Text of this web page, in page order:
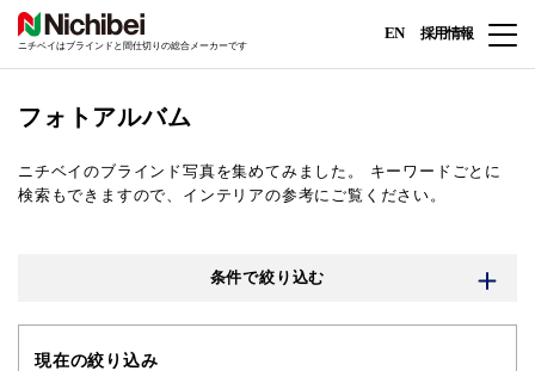
ニチベイはブラインドと間仕切りの総合メーカーです
EN 採用情報
フォトアルバム
ニチベイのブラインド写真を集めてみました。
キーワードごとに
検索もできますので、インテリアの参考にご覧ください。
条件で絞り込む
現在の絞り込み